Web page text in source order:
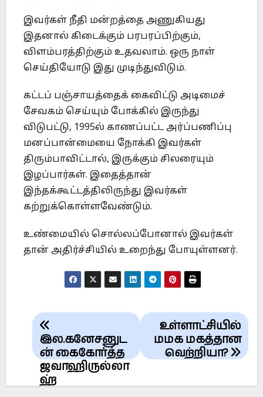
இவர்கள் நீதி மன்றத்தை அணுகியது
இதனால் கிடைக்கும் பரபரப்பிற்கும்,
விளம்பரத்திற்கும் உதவலாம். ஒரு நாள்
செய்தியோடு இது முடிந்துவிடும்.
கட்டப் பஞ்சாயத்தைக் கைவிட்டு அடிமைச்
சேவகம் செய்யும் போக்கில் இருந்து
விடுபட்டு, 1995ல் காணப்பட்ட அர்ப்பணிப்பு
மனப்பான்மையை நோக்கி இவர்கள்
திரும்பாவிட்டால், இருக்கும் சிலரையும்
இழப்பார்கள். இதைத்தான்
இந்தக்கூட்டத்திலிருந்து இவர்கள்
கற்றுக்கொள்ளவேண்டும்.
உண்மையில் சொல்லப்போனால் இவர்கள்
தான் அதிர்ச்சியில் உறைந்து போயுள்ளனர்.
Post
navigation
உள்ளாட்சியில்
மமக மகத்தான
வெற்றியா?
இல.கனேசனுட
ன் கைகோர்த்த
ஜவாஹிருல்லா
ஹ்